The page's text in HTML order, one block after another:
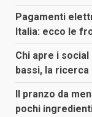
Pagamenti
Italia: ecco le
Chi apre i
bassi, la ricerca
Il pranzo da
pochi